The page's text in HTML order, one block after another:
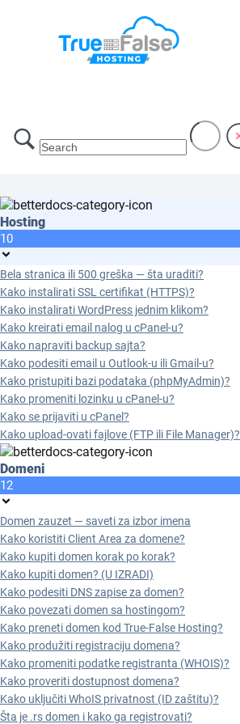
Hosting
10
Bela stranica ili 500 greška — šta uraditi?
Kako instalirati SSL certifikat (HTTPS)?
Kako instalirati WordPress jednim klikom?
Kako kreirati email nalog u cPanel-u?
Kako napraviti backup sajta?
Kako podesiti email u Outlook-u ili Gmail-u?
Kako pristupiti bazi podataka (phpMyAdmin)?
Kako promeniti lozinku u cPanel-u?
Kako se prijaviti u cPanel?
Kako upload-ovati fajlove (FTP ili File Manager)?
Domeni
12
Domen zauzet — saveti za izbor imena
Kako koristiti Client Area za domene?
Kako kupiti domen korak po korak?
Kako kupiti domen? (U IZRADI)
Kako podesiti DNS zapise za domen?
Kako povezati domen sa hostingom?
Kako preneti domen kod True-False Hosting?
Kako produžiti registraciju domena?
Kako promeniti podatke registranta (WHOIS)?
Kako proveriti dostupnost domena?
Kako uključiti WhoIS privatnost (ID zaštitu)?
Šta je .rs domen i kako ga registrovati?